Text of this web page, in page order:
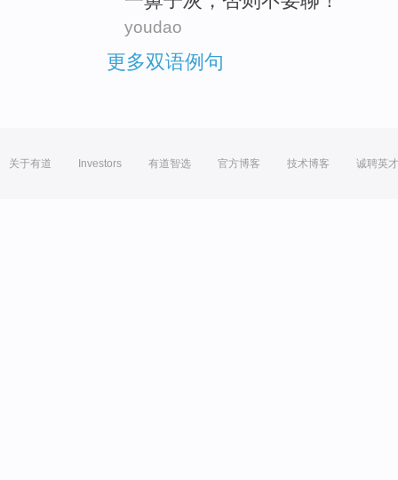
youdao
更多双语例句
关于有道 Investors 有道智选 官方博客 技术博客 诚聘英才